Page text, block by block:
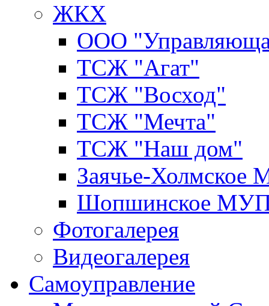
ЖКХ
ООО
ТСЖ "Агат"
ТСЖ "Восход"
ТСЖ "Мечта"
ТСЖ "Наш дом"
Заячье-
Шопшинское
Фотогалерея
Видеогалерея
Самоуправление